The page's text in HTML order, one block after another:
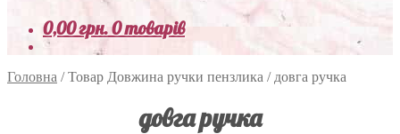
0,00грн.0 товарів
Головна /Товар Довжина ручки пензлика / довга ручка
довга ручка